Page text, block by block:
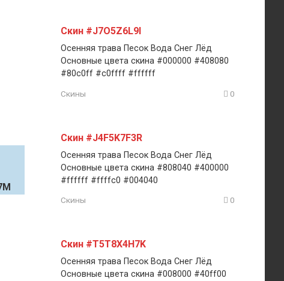
Скин #J7O5Z6L9I
Осенняя трава Песок Вода Снег Лёд
Основные цвета скина #000000 #408080
#80c0ff #c0ffff #ffffff
Скины 0
Скин #J4F5K7F3R
Осенняя трава Песок Вода Снег Лёд
Основные цвета скина #808040 #400000
#ffffff #ffffc0 #004040
Скины 0
Скин #T5T8X4H7K
Осенняя трава Песок Вода Снег Лёд
Основные цвета скина #008000 #40ff00